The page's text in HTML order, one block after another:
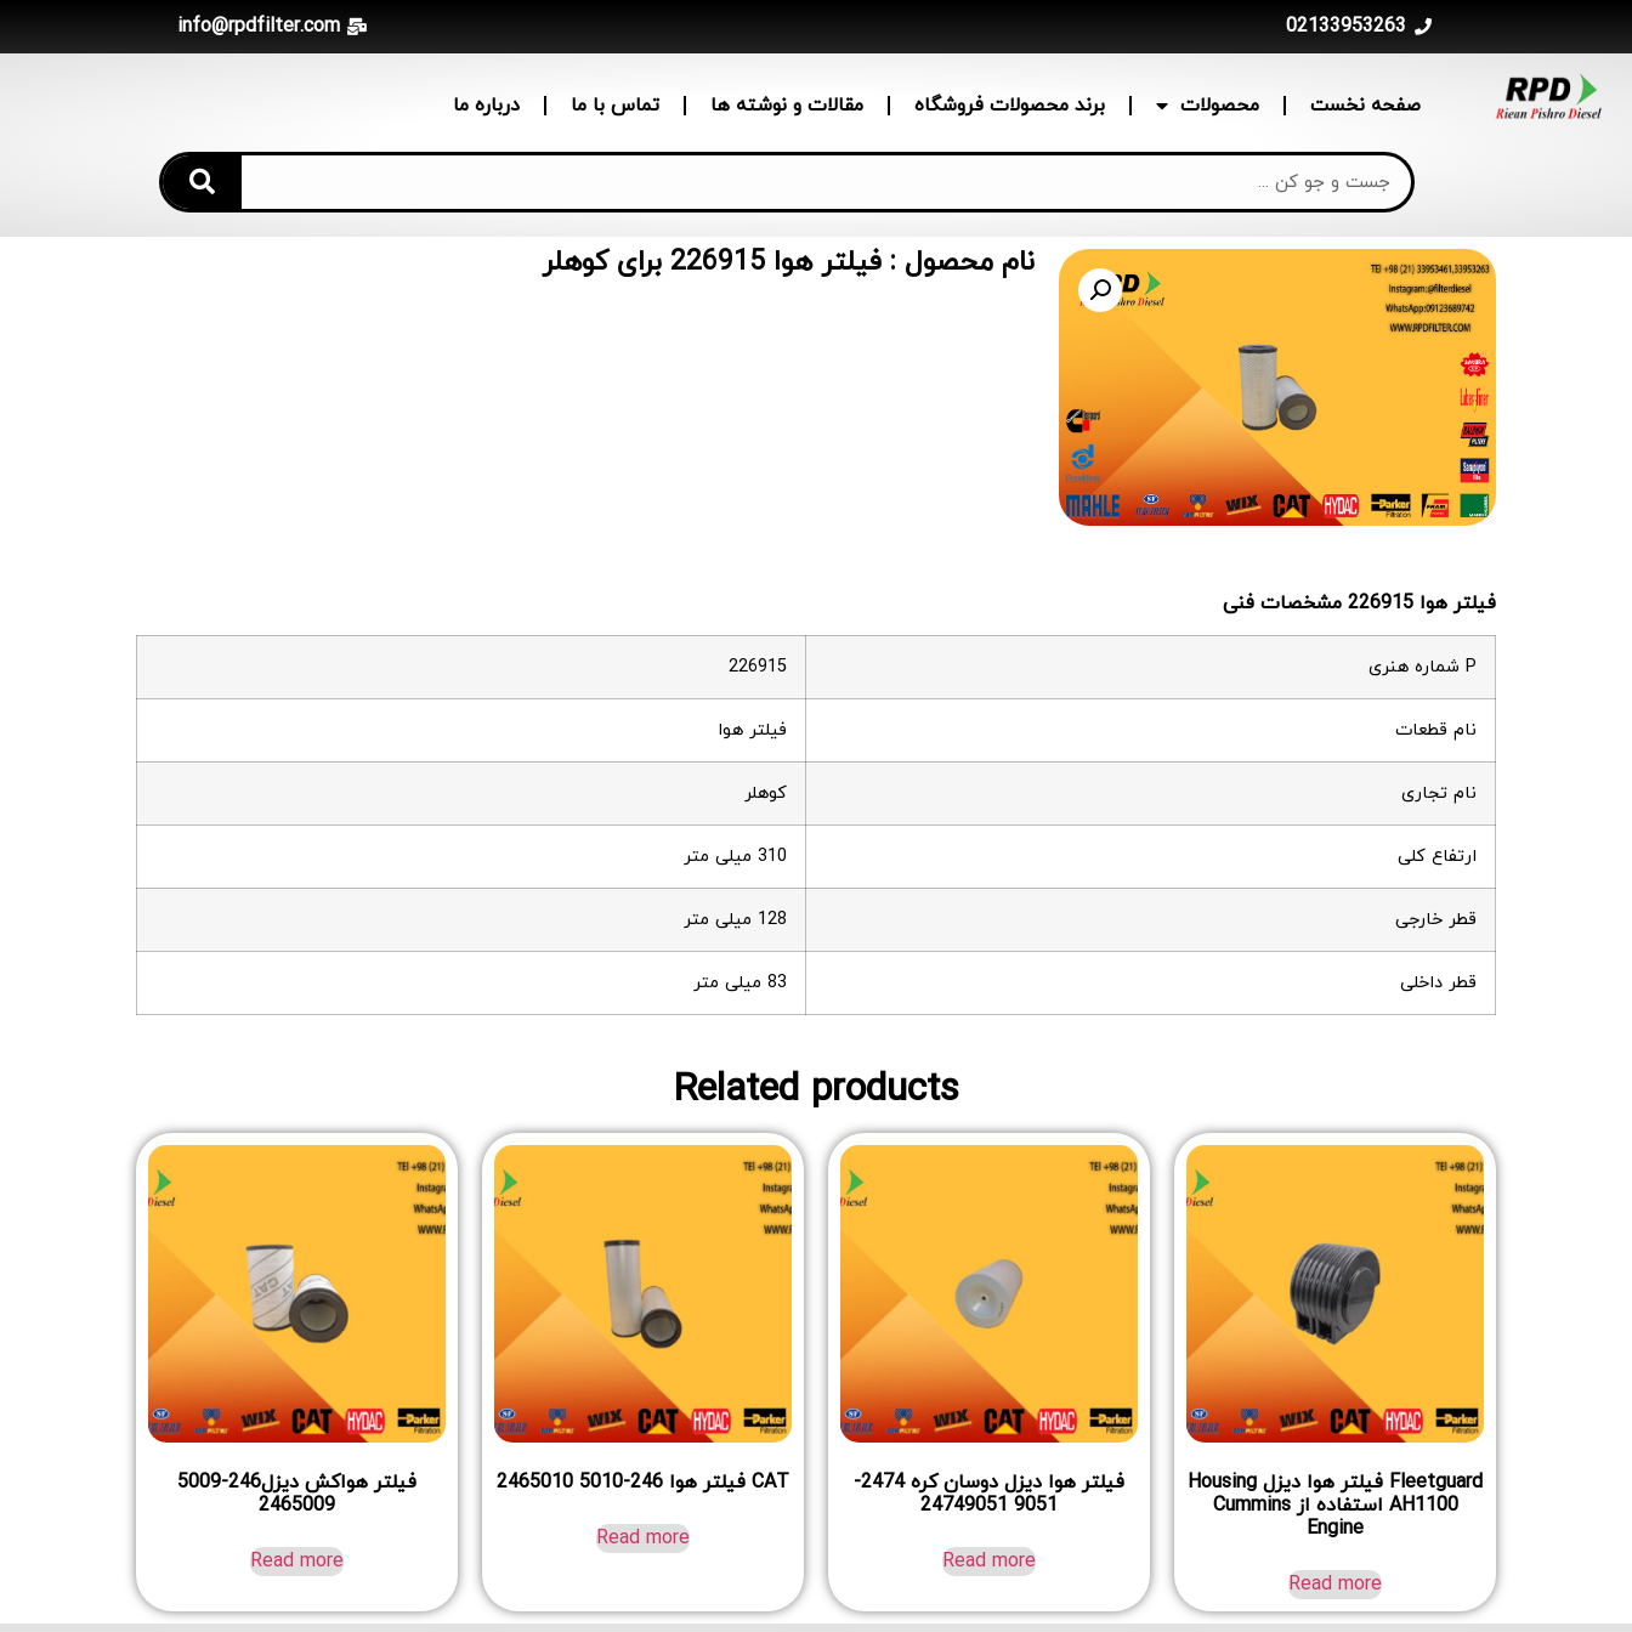
02133953263
info@rpdfilter.com
صفحه نخست محصولات برند محصولات فروشگاه مقالات و نوشته ها تماس با ما درباره ما
نام محصول : فیلتر هوا 226915 برای کوهلر
فیلتر هوا مشخصات فنی
P شماره هنری 226915
نام قطعات فیلتر هوا
نام تجاری کوهلر
ارتفاع کلی 310 میلی متر
قطر خارجی 128 میلی متر
قطر داخلی 83 میلی متر
Related products
Fleetguard فیلتر هوا دیزل Housing
AH1100 استفاده از Cummins
Engine
Read more
فیلتر هوا دیزل دوسان کره 2474-
9051 24749051
Read more
CAT فیلتر هوا 246-5010 2465010
Read more
فیلتر هواکش دیزل246-5009
2465009
Read more